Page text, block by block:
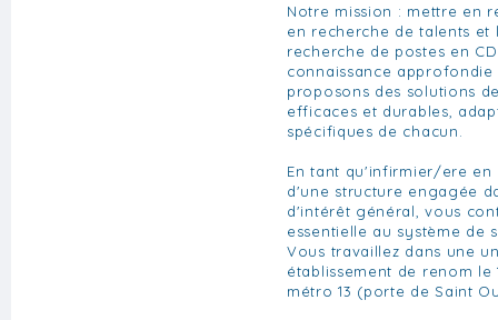
Notre mission : mettre en
en recherche de talents et
recherche de postes en
connaissance
proposons des solutions
efficaces et durables,
spécifiques de chacun.
En tant qu'infirmier/ere en
d'une structure engagée
d'intérêt général, vous
essentielle au système de
Vous travaillez dans une
établissement de renom le
métro 13 (porte de Saint